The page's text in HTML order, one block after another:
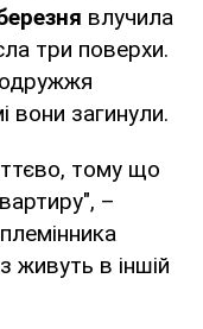
влучила
три поверхи.
вони загинули.
тому що
–
живуть в іншій